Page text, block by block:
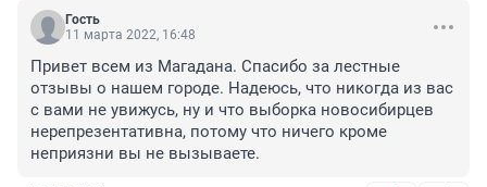
Гость
11 марта 2022, 16:48
Привет всем из Магадана. Спасибо за лестные
отзывы о нашем городе. Надеюсь, что никогда из вас
с вами не увижусь, ну и что выборка новосибирцев
нерепрезентативна, потому что ничего кроме
неприязни вы не вызываете.